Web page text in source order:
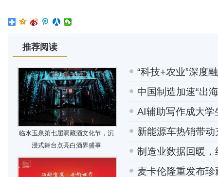
推荐阅读
临水玉泉第七届洞藏酒文化节，沉
浸式舞台点亮白酒界盛事
“科技+农业”深度
中国制造加速“出
AI辅助写作成大
新能源车热销带
制造业数据回暖
麦卡伦隆重发布